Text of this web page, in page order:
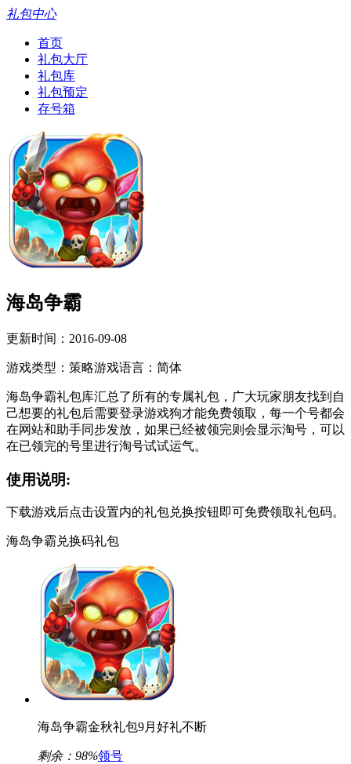
礼包中心
首页
礼包大厅
礼包库
礼包预定
存号箱
海岛争霸
更新时间：2016-09-08
游戏类型：策略游戏语言：简体
海岛争霸礼包库汇总了所有的专属礼包，广大玩家朋友找到自
己想要的礼包后需要登录游戏狗才能免费领取，每一个号都会
在网站和助手同步发放，如果已经被领完则会显示淘号，可以
在已领完的号里进行淘号试试运气。
使用说明:
下载游戏后点击设置内的礼包兑换按钮即可免费领取礼包码。
海岛争霸兑换码礼包
海岛争霸金秋礼包9月好礼不断
剩余： 98%领号